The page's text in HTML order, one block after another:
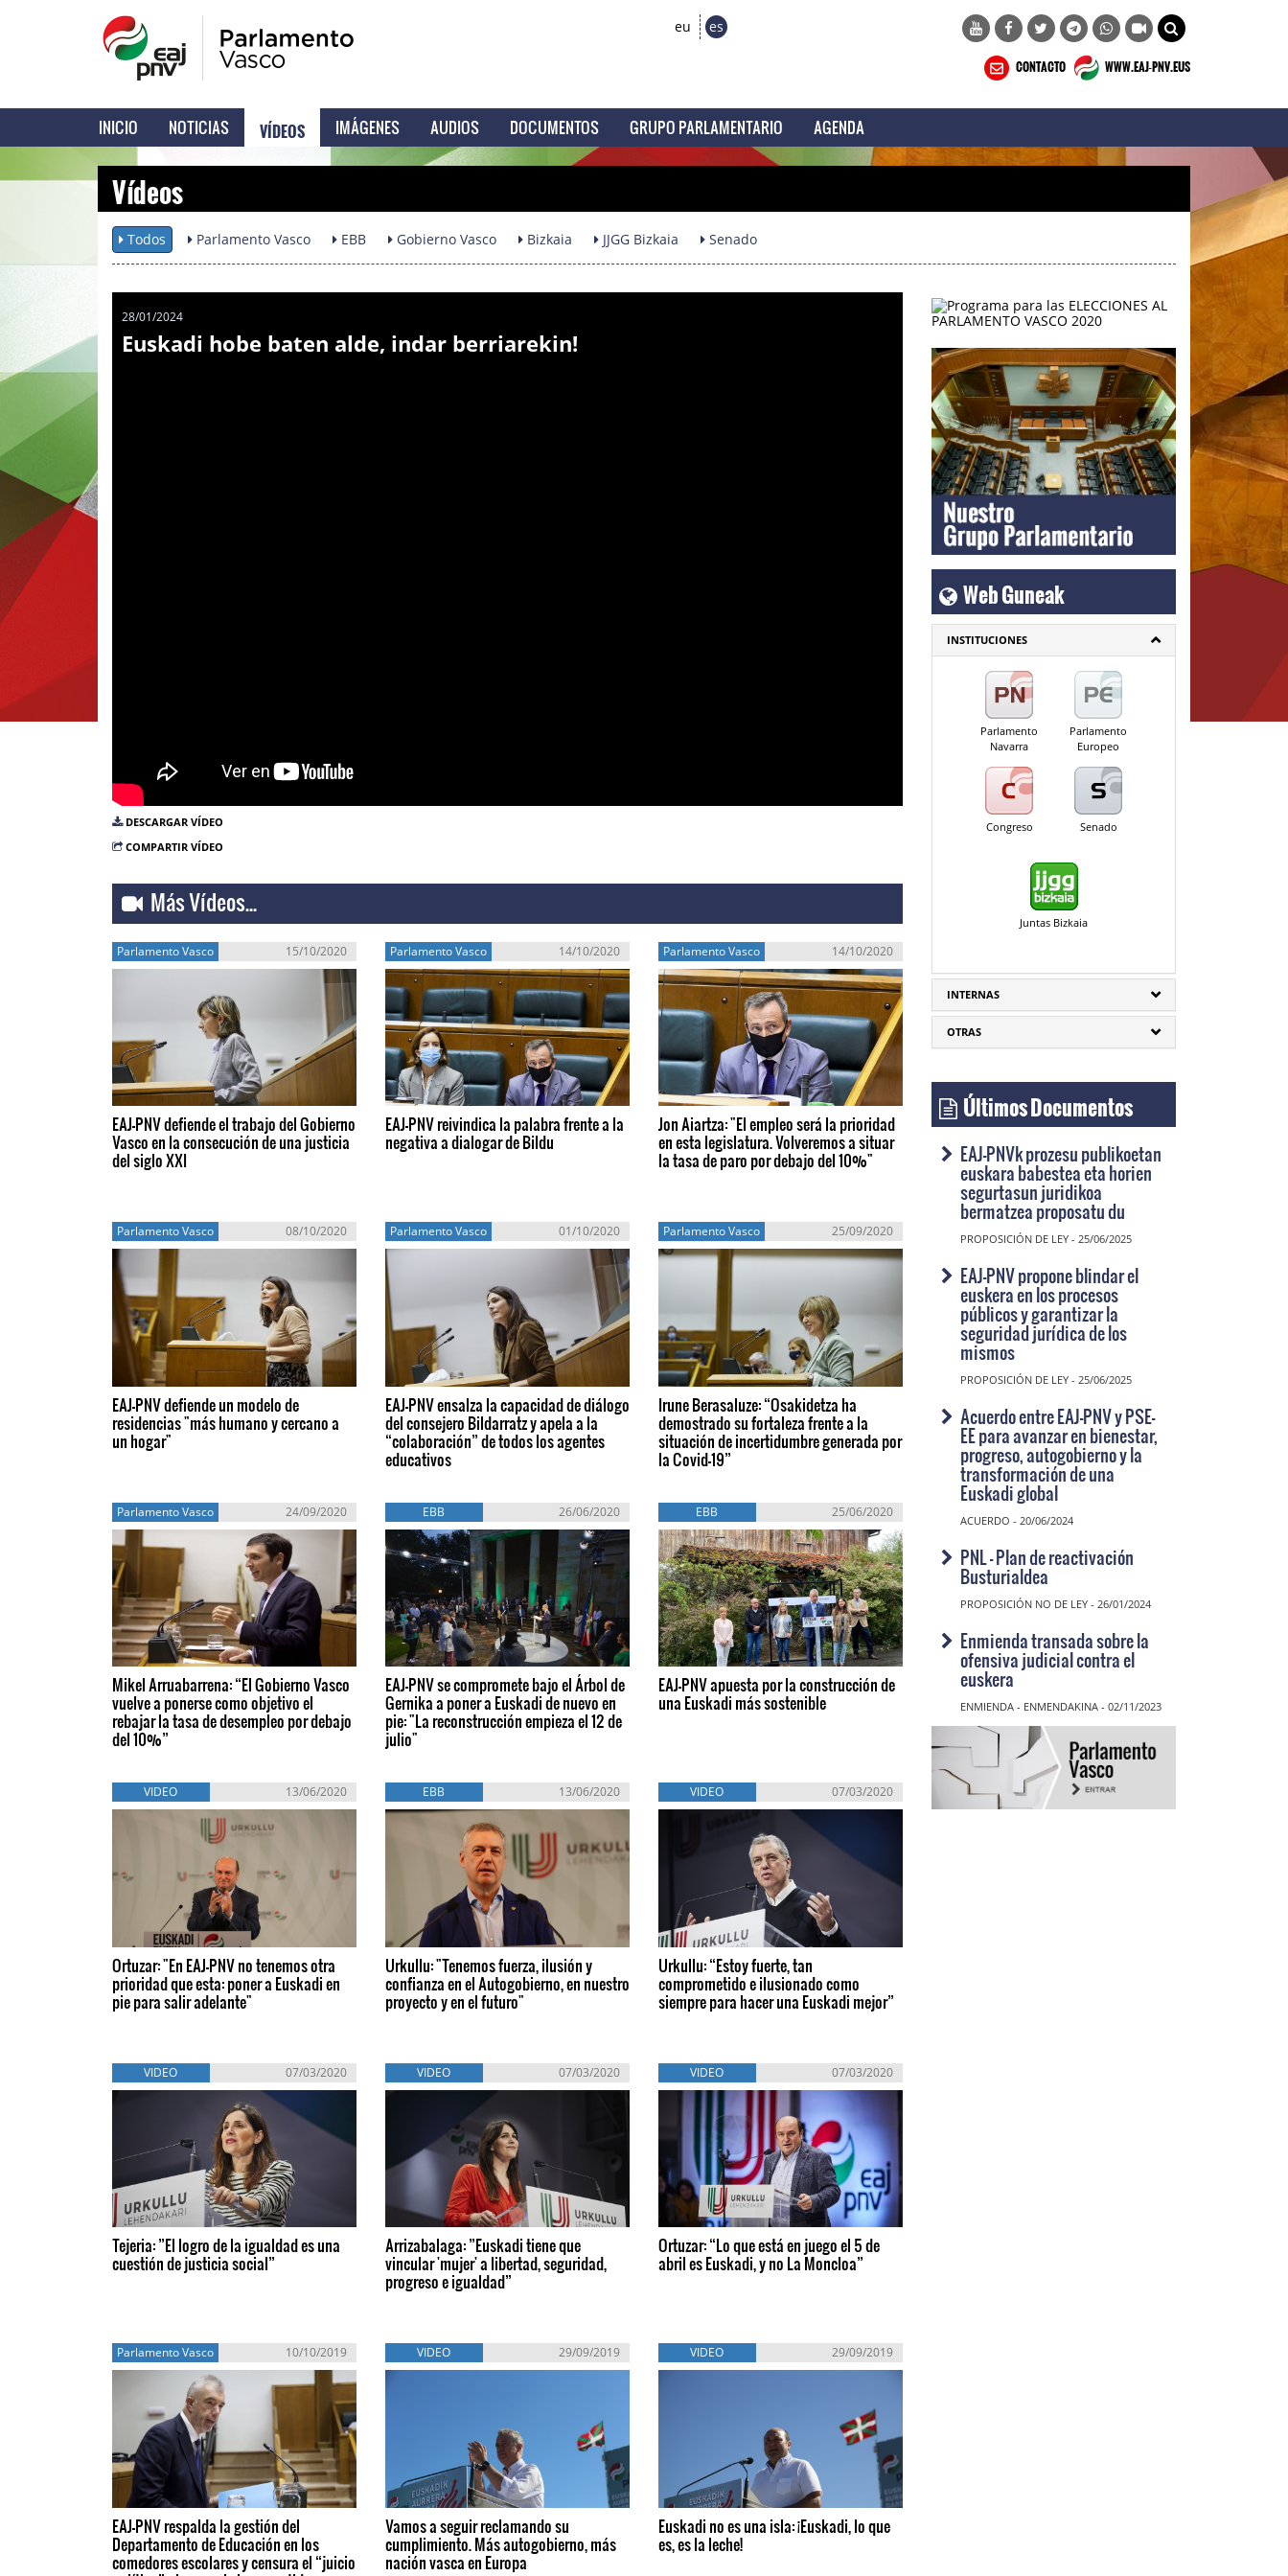
eu es
CONTACTO WWW.EAJ-PNV.EUS
INICIO NOTICIAS VÍDEOS IMÁGENES AUDIOS DOCUMENTOS GRUPO PARLAMENTARIO AGENDA
Vídeos
Todos Parlamento Vasco EBB Gobierno Vasco Bizkaia JJGG Bizkaia Senado
28/01/2024
Euskadi hobe baten alde, indar berriarekin!
DESCARGAR VÍDEO
COMPARTIR VÍDEO
Más Vídeos...
Parlamento Vasco 15/10/2020
EAJ-PNV defiende el trabajo del Gobierno
Vasco en la consecución de una justicia
del siglo XXI
Parlamento Vasco 14/10/2020
EAJ-PNV reivindica la palabra frente a la
negativa a dialogar de Bildu
Parlamento Vasco 14/10/2020
Jon Aiartza: "El empleo será la prioridad
en esta legislatura. Volveremos a situar
la tasa de paro por debajo del 10%"
Parlamento Vasco 08/10/2020
EAJ-PNV defiende un modelo de
residencias "más humano y cercano a
un hogar"
Parlamento Vasco 01/10/2020
EAJ-PNV ensalza la capacidad de diálogo
del consejero Bildarratz y apela a la
“colaboración” de todos los agentes
educativos
Parlamento Vasco 25/09/2020
Irune Berasaluze: “Osakidetza ha
demostrado su fortaleza frente a la
situación de incertidumbre generada por
la Covid-19”
Parlamento Vasco 24/09/2020
Mikel Arruabarrena: “El Gobierno Vasco
vuelve a ponerse como objetivo el
rebajar la tasa de desempleo por debajo
del 10%”
EBB 26/06/2020
EAJ-PNV se compromete bajo el Árbol de
Gernika a poner a Euskadi de nuevo en
pie: "La reconstrucción empieza el 12 de
julio"
EBB 25/06/2020
EAJ-PNV apuesta por la construcción de
una Euskadi más sostenible
VIDEO 13/06/2020
Ortuzar: "En EAJ-PNV no tenemos otra
prioridad que esta: poner a Euskadi en
pie para salir adelante"
EBB 13/06/2020
Urkullu: "Tenemos fuerza, ilusión y
confianza en el Autogobierno, en nuestro
proyecto y en el futuro"
VIDEO 07/03/2020
Urkullu: “Estoy fuerte, tan
comprometido e ilusionado como
siempre para hacer una Euskadi mejor”
VIDEO 07/03/2020
Tejeria: ”El logro de la igualdad es una
cuestión de justicia social”
VIDEO 07/03/2020
Arrizabalaga: ”Euskadi tiene que
vincular 'mujer' a libertad, seguridad,
progreso e igualdad”
VIDEO 07/03/2020
Ortuzar: “Lo que está en juego el 5 de
abril es Euskadi, y no La Moncloa”
Parlamento Vasco 10/10/2019
EAJ-PNV respalda la gestión del
Departamento de Educación en los
comedores escolares y censura el “juicio
VIDEO 29/09/2019
Vamos a seguir reclamando su
cumplimiento. Más autogobierno, más
nación vasca en Europa
VIDEO 29/09/2019
Euskadi no es una isla: ¡Euskadi, lo que
es, es la leche!
Web Guneak
INSTITUCIONES
Parlamento
Navarra
Parlamento
Europeo
Congreso Senado
Juntas Bizkaia
INTERNAS
OTRAS
Últimos Documentos
EAJ-PNVk prozesu publikoetan
euskara babestea eta horien
segurtasun juridikoa
bermatzea proposatu du
PROPOSICIÓN DE LEY - 25/06/2025
EAJ-PNV propone blindar el
euskera en los procesos
públicos y garantizar la
seguridad jurídica de los
mismos
PROPOSICIÓN DE LEY - 25/06/2025
Acuerdo entre EAJ-PNV y PSE-
EE para avanzar en bienestar,
progreso, autogobierno y la
transformación de una
Euskadi global
ACUERDO - 20/06/2024
PNL - Plan de reactivación
Busturialdea
PROPOSICIÓN NO DE LEY - 26/01/2024
Enmienda transada sobre la
ofensiva judicial contra el
euskera
ENMIENDA - ENMENDAKINA - 02/11/2023